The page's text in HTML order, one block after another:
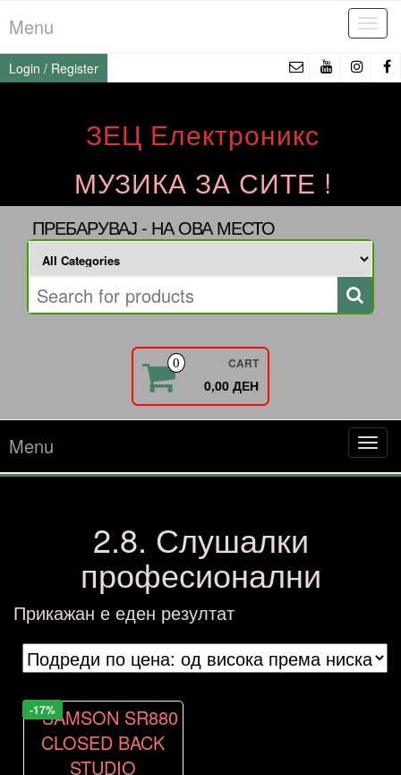
to
the
content
Menu
Login / Register
ЗЕЦ Електроникс
МУЗИКА ЗА СИТЕ !
ПРЕБАРУВАЈ - НА ОВА МЕСТО
0 CART
0,00 ДЕН
Menu
2.8. Слушалки
професионални
Прикажан е еден резултат
-17%